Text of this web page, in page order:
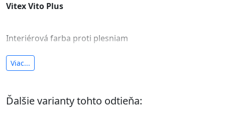
Vitex Vito Plus
Interiérová farba proti plesniam
antibakteriálna a umývateľná
Je interiérová protiplesňová farba s iónmi
Vďaka svojmu špeciálnemu zloženiu
Viac...
Ďalšie varianty tohto odtieňa: